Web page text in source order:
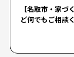
【名取市・家
ど何でもご相談